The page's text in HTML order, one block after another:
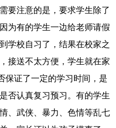
要注意的是，要求学生除了
为有的学生一边给老师请假
学校自习了，结果在校家之
接送不太方便，学生就在家
保证了一定的学习时间，是
否认真复习预习。有的学生
、武侠、暴力、色情等乱七